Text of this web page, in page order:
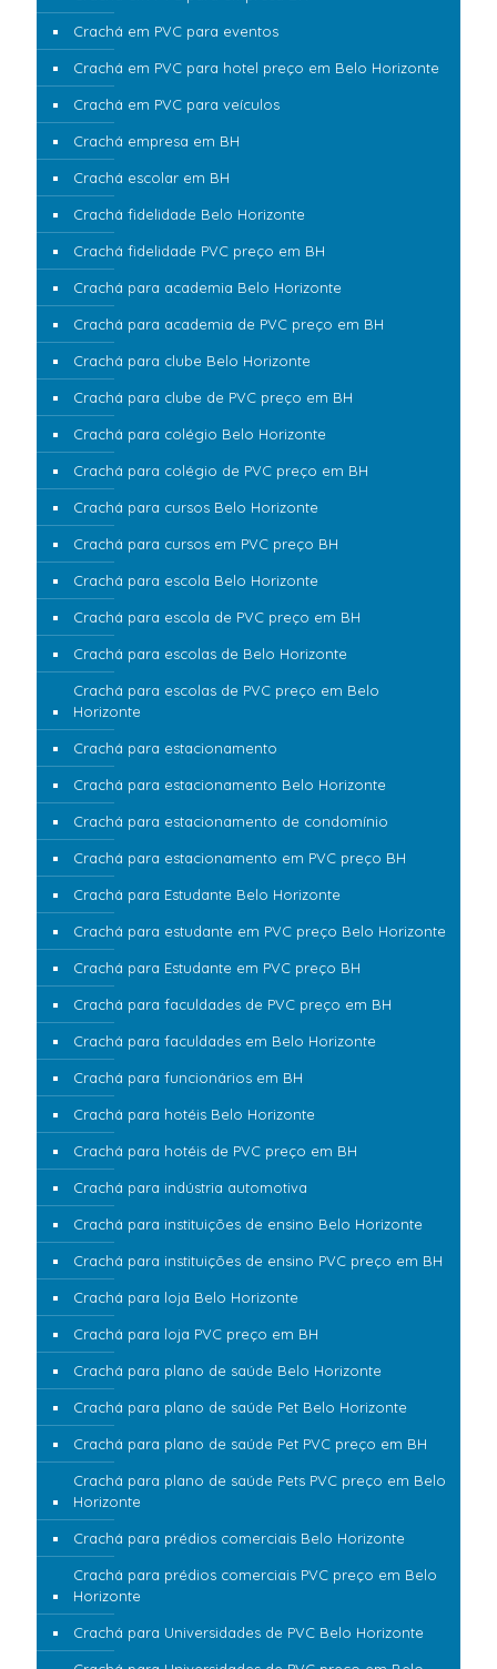
Crachá em PVC para eventos
Crachá em PVC para hotel preço em Belo Horizonte
Crachá em PVC para veículos
Crachá empresa em BH
Crachá escolar em BH
Crachá fidelidade Belo Horizonte
Crachá fidelidade PVC preço em BH
Crachá para academia Belo Horizonte
Crachá para academia de PVC preço em BH
Crachá para clube Belo Horizonte
Crachá para clube de PVC preço em BH
Crachá para colégio Belo Horizonte
Crachá para colégio de PVC preço em BH
Crachá para cursos Belo Horizonte
Crachá para cursos em PVC preço BH
Crachá para escola Belo Horizonte
Crachá para escola de PVC preço em BH
Crachá para escolas de Belo Horizonte
Crachá para escolas de PVC preço em Belo
Horizonte
Crachá para estacionamento
Crachá para estacionamento Belo Horizonte
Crachá para estacionamento de condomínio
Crachá para estacionamento em PVC preço BH
Crachá para Estudante Belo Horizonte
Crachá para estudante em PVC preço Belo Horizonte
Crachá para Estudante em PVC preço BH
Crachá para faculdades de PVC preço em BH
Crachá para faculdades em Belo Horizonte
Crachá para funcionários em BH
Crachá para hotéis Belo Horizonte
Crachá para hotéis de PVC preço em BH
Crachá para indústria automotiva
Crachá para instituições de ensino Belo Horizonte
Crachá para instituições de ensino PVC preço em BH
Crachá para loja Belo Horizonte
Crachá para loja PVC preço em BH
Crachá para plano de saúde Belo Horizonte
Crachá para plano de saúde Pet Belo Horizonte
Crachá para plano de saúde Pet PVC preço em BH
Crachá para plano de saúde Pets PVC preço em Belo
Horizonte
Crachá para prédios comerciais Belo Horizonte
Crachá para prédios comerciais PVC preço em Belo
Horizonte
Crachá para Universidades de PVC Belo Horizonte